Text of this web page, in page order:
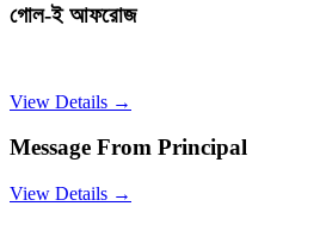
গোল-ই আফরোজ
View Details →
Message From Principal
View Details →